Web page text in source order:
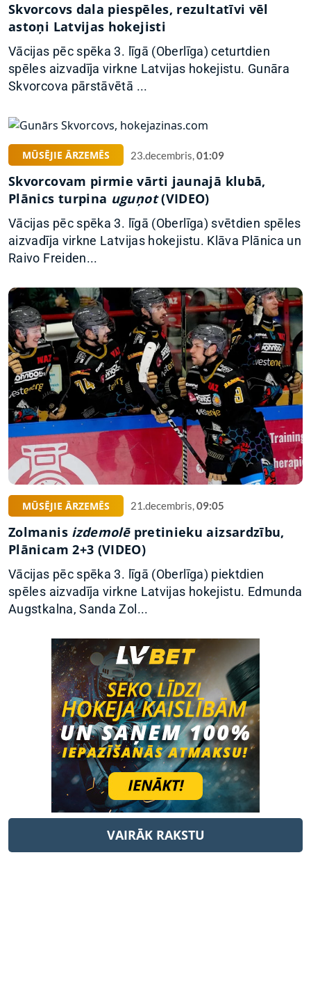
Skvorcovs dala piespēles, rezultatīvi vēl
astoņi Latvijas hokejisti
Vācijas pēc spēka 3. līgā (Oberlīga) ceturtdien
spēles aizvadīja virkne Latvijas hokejistu. Gunāra
Skvorcova pārstāvētā ...
MŪSĒJIE ĀRZEMĒS 23.decembris,01:09
Skvorcovam pirmie vārti jaunajā klubā,
Plānics turpina uguņot(VIDEO)
Vācijas pēc spēka 3. līgā (Oberlīga) svētdien spēles
aizvadīja virkne Latvijas hokejistu. Klāva Plānica un
Raivo Freiden...
MŪSĒJIE ĀRZEMĒS 21.decembris,09:05
Zolmanis izdemolēpretinieku aizsardzību,
Plānicam 2+3 (VIDEO)
Vācijas pēc spēka 3. līgā (Oberlīga) piektdien
spēles aizvadīja virkne Latvijas hokejistu. Edmunda
Augstkalna, Sanda Zol...
VAIRĀK RAKSTU